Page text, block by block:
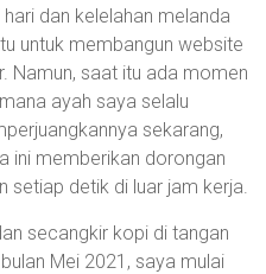
dan kelelahan melanda
untuk membangun website
Namun, saat itu ada momen
ayah saya selalu
sekarang,
ini memberikan dorongan
setiap detik di luar jam kerja.
secangkir kopi di tangan
Mei 2021, saya mulai